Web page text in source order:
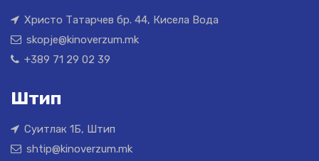
Христо Татарчев бр. 44, Кисела Вода
skopje@kinoverzum.mk
+389 71 29 02 39
Штип
Суитлак 1Б, Штип
shtip@kinoverzum.mk